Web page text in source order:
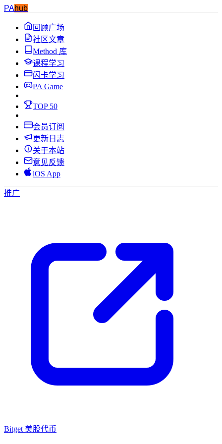
PAhub
回顾广场
社区文章
Method 库
课程学习
闪卡学习
PA Game
TOP 50
会员订阅
更新日志
关于本站
意见反馈
iOS App
推广
Bitget 美股代币